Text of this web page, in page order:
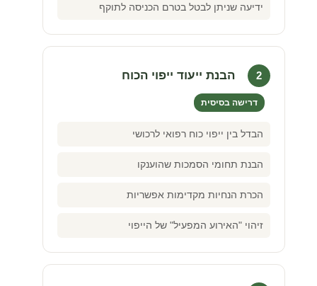
ידיעה שניתן לבטל בטרם הכניסה לתוקף
הבנת ייעוד ייפוי הכוח
דרישה בסיסית
הבדל בין ייפוי כוח רפואי לרכושי
הבנת תחומי הסמכות שהוענקו
הכרת הנחיות מקדימות אפשריות
זיהוי "האירוע המפעיל" של הייפוי